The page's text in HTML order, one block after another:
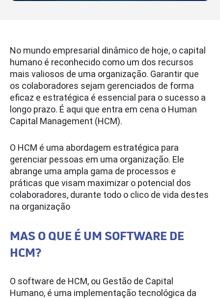
No mundo empresarial dinâmico de hoje, o capital
humano é reconhecido como um dos recursos
mais valiosos de uma organização. Garantir que
os colaboradores sejam gerenciados de forma
eficaz e estratégica é essencial para o sucesso a
longo prazo. É aqui que entra em cena o Human
Capital Management (HCM).
O HCM é uma abordagem estratégica para
gerenciar pessoas em uma organização. Ele
abrange uma ampla gama de processos e
práticas que visam maximizar o potencial dos
colaboradores, durante todo o clico de vida destes
na organização
MAS O QUE É UM SOFTWARE DE
HCM?
O software de HCM, ou Gestão de Capital
Humano, é uma implementação tecnológica da